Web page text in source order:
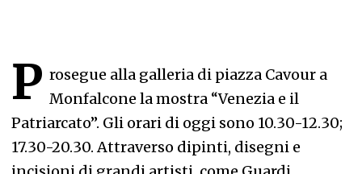
P rosegue alla galleria di piazza Cavour a
Monfalcone la mostra “Venezia e il
Patriarcato”. Gli orari di oggi sono 10.30-12.30;
17.30-20.30. Attraverso dipinti, disegni e